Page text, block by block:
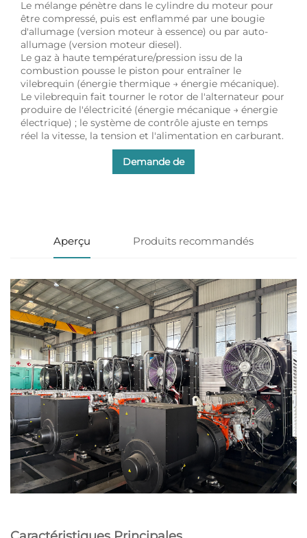
Le mélange pénètre dans le cylindre du moteur pour
être compressé, puis est enflammé par une bougie
d'allumage (version moteur à essence) ou par auto-
allumage (version moteur diesel).
Le gaz à haute température/pression issu de la
combustion pousse le piston pour entraîner le
vilebrequin (énergie thermique → énergie mécanique).
Le vilebrequin fait tourner le rotor de l'alternateur pour
produire de l'électricité (énergie mécanique → énergie
électrique) ; le système de contrôle ajuste en temps
réel la vitesse, la tension et l'alimentation en carburant.
Demande de
Aperçu Produits recommandés